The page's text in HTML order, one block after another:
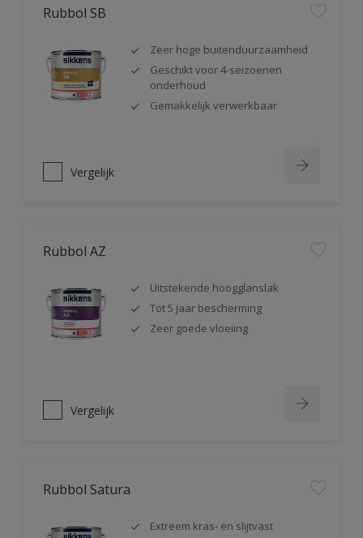
Rubbol SB
Zeer hoge buitenduurzaamheid
Geschikt voor 4-seizoenen
onderhoud
Gemakkelijk verwerkbaar
Vergelijk
Rubbol AZ
Uitstekende hoogglanslak
Tot 5 jaar bescherming
Zeer goede vloeiing
Vergelijk
Rubbol Satura
Extreem kras- en slijtvast